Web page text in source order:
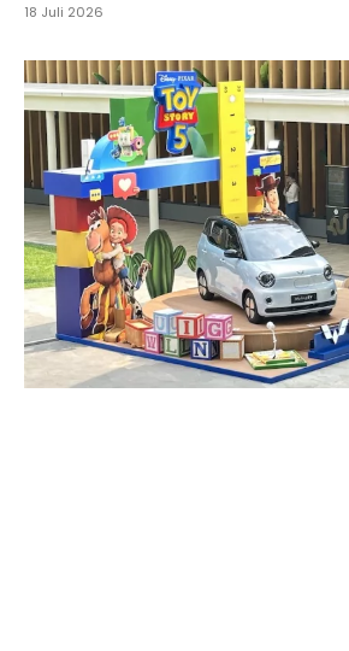
18 Juli 2026